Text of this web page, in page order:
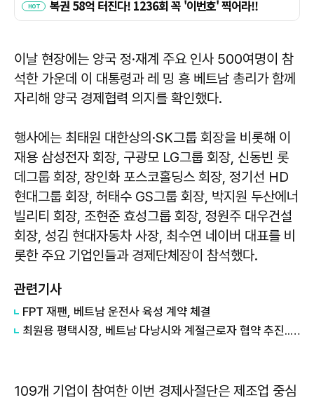
이날 현장에는 양국 정·재계 주요 인사 500여명이 참
석한 가운데 이 대통령과 레 밍 흥 베트남 총리가 함께
자리해 양국 경제협력 의지를 확인했다.
행사에는 최태원 대한상의·SK그룹 회장을 비롯해 이
재용 삼성전자 회장, 구광모 LG그룹 회장, 신동빈 롯
데그룹 회장, 장인화 포스코홀딩스 회장, 정기선 HD
현대그룹 회장, 허태수 GS그룹 회장, 박지원 두산에너
빌리티 회장, 조현준 효성그룹 회장, 정원주 대우건설
회장, 성김 현대자동차 사장, 최수연 네이버 대표를 비
롯한 주요 기업인들과 경제단체장이 참석했다.
관련기사
FPT 재팬, 베트남 운전사 육성 계약 체결
최원용 평택시장, 베트남 다낭시와 계절근로자 협약 추진...농촌 인력난 해소 나선다
109개 기업이 참여한 이번 경제사절단은 제조업 중심